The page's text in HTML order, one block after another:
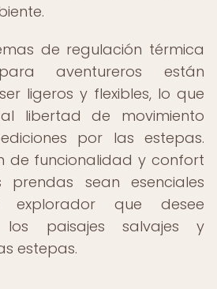
de regulación térmica
aventureros están
ligeros y flexibles, lo que
libertad de movimiento
por las estepas.
de funcionalidad y confort
sean esenciales
explorador que desee
paisajes salvajes y
estepas.